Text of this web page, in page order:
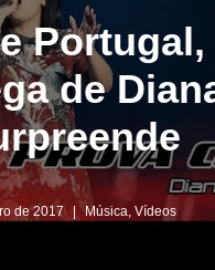
Portugal,
de
de 2017 Música, Vídeos